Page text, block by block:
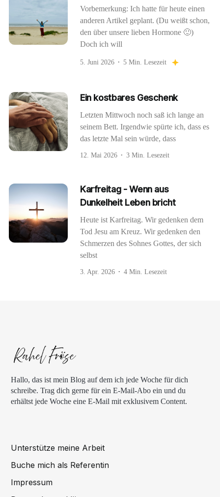
Vorbemerkung: Ich hatte für heute einen
anderen Artikel geplant. (Du weißt schon,
den über unsere lieben Hormone 🙂)
Doch ich will
5. Juni 2026 5 Min. Lesezeit
Ein kostbares Geschenk
Letzten Mittwoch noch saß ich lange an
seinem Bett. Irgendwie spürte ich, dass es
das letzte Mal sein würde, dass
12. Mai 2026 3 Min. Lesezeit
Karfreitag - Wenn aus
Dunkelheit Leben bricht
Heute ist Karfreitag. Wir gedenken dem
Tod Jesu am Kreuz. Wir gedenken den
Schmerzen des Sohnes Gottes, der sich
selbst
3. Apr. 2026 4 Min. Lesezeit
Hallo, das ist mein Blog auf dem ich jede Woche für dich
schreibe. Trag dich gerne für ein E-Mail-Abo ein und du
erhältst jede Woche eine E-Mail mit exklusivem Content.
Unterstütze meine Arbeit
Buche mich als Referentin
Impressum